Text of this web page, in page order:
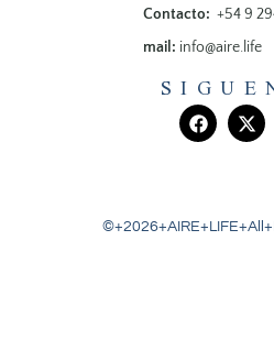
Contacto: +54 9
mail: info@aire.life